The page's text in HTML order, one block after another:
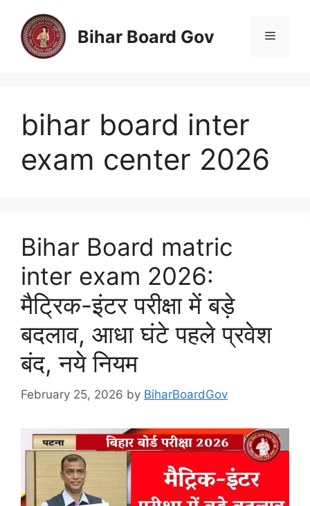
content
Bihar Board Gov Menu
bihar board inter
exam center 2026
Bihar Board matric
inter exam 2026:
मैट्रिक-इंटर परीक्षा में बड़े
बदलाव, आधा घंटे पहले प्रवेश
बंद, नये नियम
February 25, 2026 by BiharBoardGov